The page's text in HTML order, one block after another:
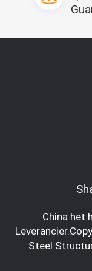
12Bending stukken
27Special-vormig
Stukken van het
Deurkader
28Threshold
China het
Steel